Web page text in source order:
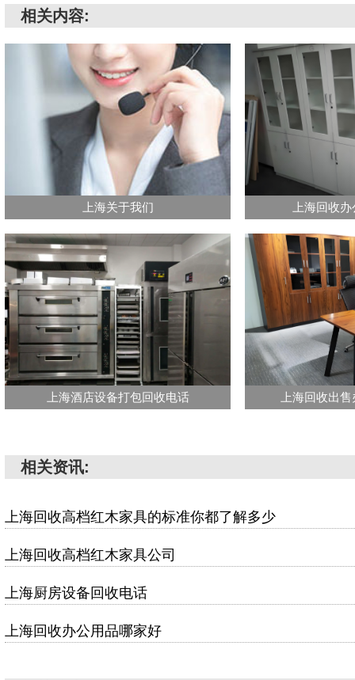
相关内容:
上海关于我们 上海回收
上海酒店设备打包回收电话 上海回收出
相关资讯:
上海回收高档红木家具的标准你都了解多少
上海回收高档红木家具公司
上海厨房设备回收电话
上海回收办公用品哪家好